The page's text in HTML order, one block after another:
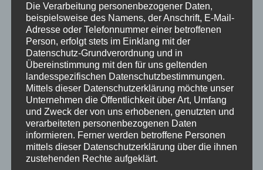
Dein Tanzkurs LifeStyle : Hey du! Bist du bereit,
deine Tanzschuhe anzuziehen und das
Tanzparkett zu erobern? Dann haben wir
genau das Richtige für dich: Unsere
Schülertanzkurse! Egal, ob du schon Erfahrung
hast oder noch nie einen Tanzschritt gewagt
hast, bei uns...
Die Verarbeitung personenbezogener Daten,
beispielsweise des Namens, der Anschrift, E-Mail-
Adresse oder Telefonnummer einer betroffenen
Person, erfolgt stets im Einklang mit der
Datenschutz-Grundverordnung und in
Übereinstimmung mit den für uns geltenden
landesspezifischen Datenschutzbestimmungen.
Mittels dieser Datenschutzerklärung möchte unser
Unternehmen die Öffentlichkeit über Art, Umfang
und Zweck der von uns erhobenen, genutzten und
verarbeiteten personenbezogenen Daten
informieren. Ferner werden betroffene Personen
mittels dieser Datenschutzerklärung über die ihnen
zustehenden Rechte aufgeklärt.